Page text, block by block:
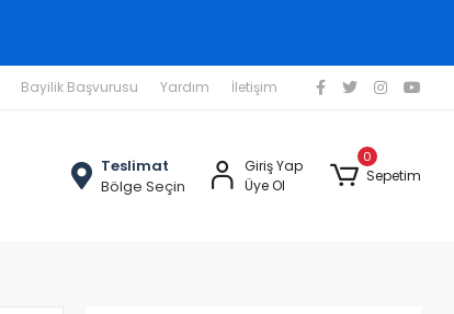
Bayilik Başvurusu Yardım İletişim
Teslimat
Bölge Seçin
Giriş Yap
Üye Ol
0
Sepetim